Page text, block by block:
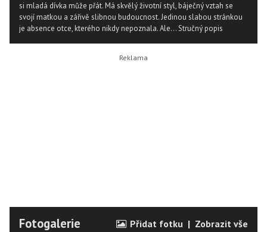
si mladá dívka může přát. Má skvělý životní styl, báječný vztah se
svojí matkou a zářivě slibnou budoucnost. Jedinou slabou stránkou
je absence otce, kterého nikdy nepoznala. Ale...Stručný popis
Fotogalerie Přidat fotku | Zobrazit vše